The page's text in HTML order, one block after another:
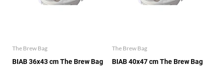
The Brew Bag
BIAB 36x43 cm The Brew Bag
The Brew Bag
BIAB 40x47 cm The Brew Bag